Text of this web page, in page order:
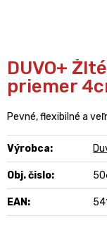
DUVO+
priemer
Pevné, flexibilné a
Výrobca:
Obj. čislo:
EAN: